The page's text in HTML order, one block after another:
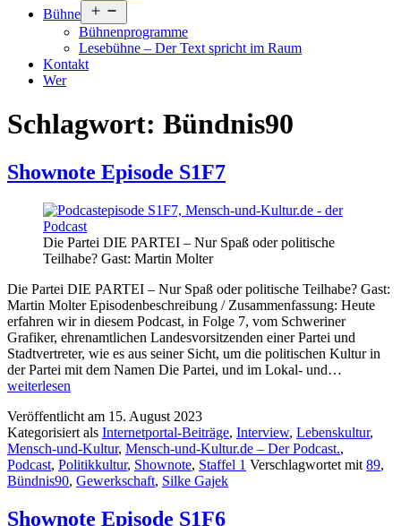
Bühne
öffnen
Bühnenprogramme
Lesebühne – Der Text spricht im Raum
Kontakt
Wer
Schlagwort: Bündnis90
Shownote Episode S1F7
Die Partei DIE PARTEI – Nur Spaß oder politische
Teilhabe? Gast: Martin Molter
Die Partei DIE PARTEI – Nur Spaß oder politische Teilhabe? Gast:
Martin Molter Episodenbeschreibung / Zusammenfassung: Heute
erfahren wir in diesem Podcast, in Folge 7, vom Schweriner
Grafiker, ehrenamtlichen Landesvorsitzenden einer Partei und
Stadtvertreter, wie es aus seiner Sicht, um die politischen Kultur in
der Partei mit dem Namen Die Partei, und im Lokal- und…
weiterlesen
Veröffentlicht am 15. August 2023
Kategorisiert als Internetportal-Beiträge, Interview, Lebenskultur,
Mensch-und-Kultur, Mensch-und-Kultur.de – Der Podcast.,
Podcast, Politikkultur, Shownote, Staffel 1 Verschlagwortet mit 89,
Bündnis90, Gewerkschaft, Silke Gajek
Shownote Episode S1F6